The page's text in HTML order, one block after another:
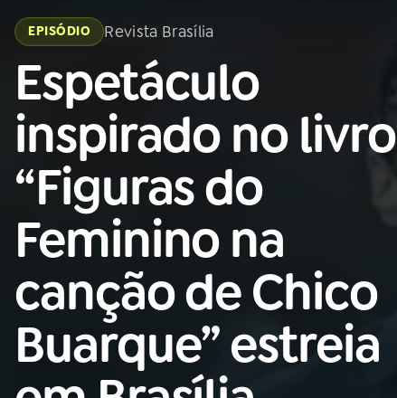
Buscar
na
Rádio
Nacional
AO VIVO
01INÍCIO
02 A RÁDIO
03 PROGRAMAÇÃO
04 PROGRAMAS
na
Rádio
EPISÓDIO Revista Brasília
Espetáculo
inspirado no livro
“Figuras do
Feminino na
canção de Chico
Buarque” estreia